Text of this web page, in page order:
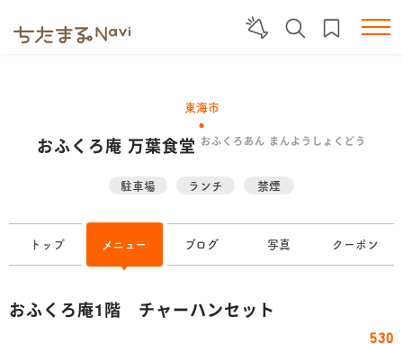
東海市
おふくろ庵 万葉食堂 おふくろあん まんようしょくどう
駐車場 ランチ 禁煙
トップ メニュー ブログ 写真 クーポン
おふくろ庵1階 チャーハンセット
530